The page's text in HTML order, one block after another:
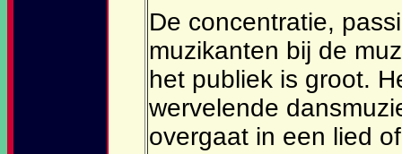
De concentratie,
muzikanten bij de
het publiek is groot.
wervelende
overgaat in een lied